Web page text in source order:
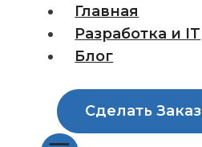
Перейти
содержимому
Главная
Разработка и IT
Блог
Сделать Заказ